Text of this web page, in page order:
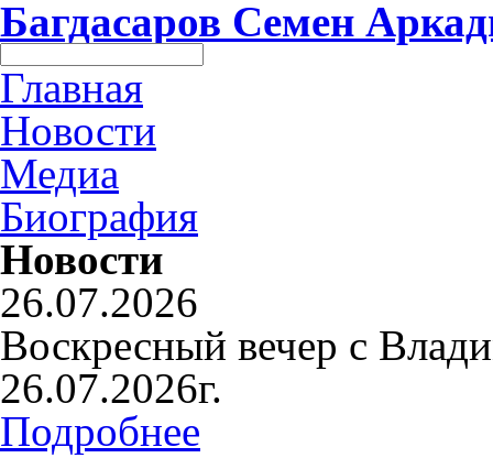
Багдасаров Семен
Главная
Новости
Медиа
Биография
Новости
26.07.2026
Воскресный вечер с
26.07.2026г.
Подробнее